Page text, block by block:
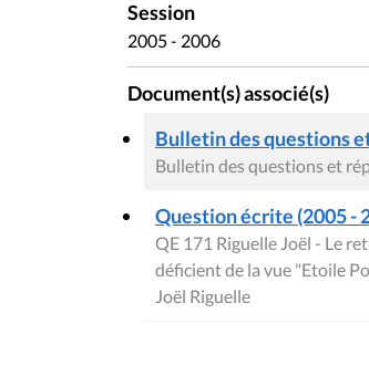
Session
2005 - 2006
Document(s) associé(s)
Bulletin des questions
Bulletin des questions et
Question écrite (2005 -
QE 171 Riguelle Joël - Le
déficient de la vue "Etoile
Joël Riguelle